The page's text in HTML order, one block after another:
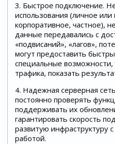
3. Быстрое подключение.
использования (личное
корпоративное, частное),
данные передавались с
«подвисаний», «лагов»,
могут предоставить
специальные
трафика, показать
4. Надежная серверная
постоянно проверять
поддерживать их
гарантировать скорость
развитую инфраструктуру
работой.